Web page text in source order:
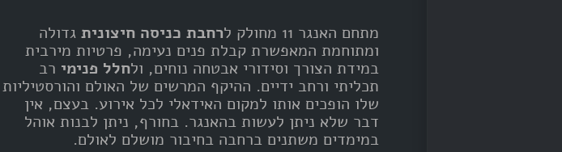
מתחם האנגר 11 מחולק ל רחבת כניסה חיצוניתגדולה
ומתוחמת המאפשרת קבלת פנים נעימה, פרטיות מירבית
במידת הצורך וסידורי אבטחה נוחים, ולחלל פנימי רב
תכליתי ורחב ידיים. ההיקף המרשים של האולם והורסטיליות
שלו הופכים אותו למקום האידאלי לכל אירוע. בעצם, אין
דבר שלא ניתן לעשות בהאנגר. בחורף, ניתן לבנות אוהל
במימדים משתנים ברחבה בחיבור מושלם לאולם.